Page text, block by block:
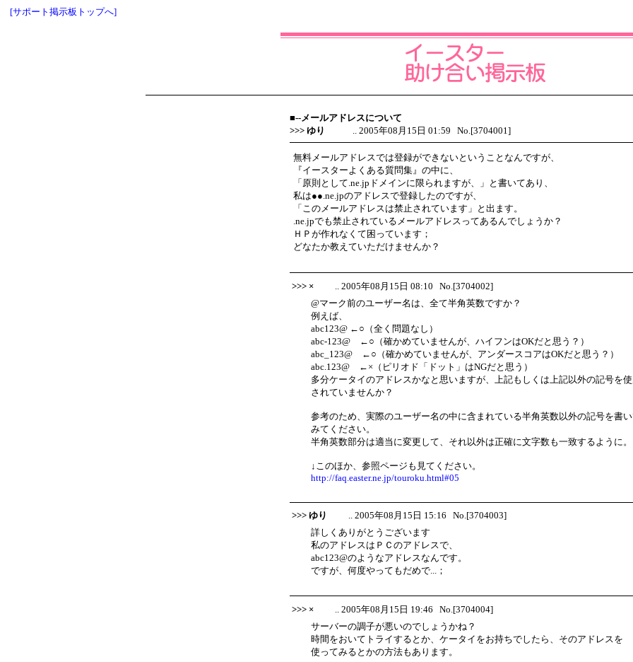
[サポート掲示板トップへ]
■--メールアドレスについて
>>> ゆり
.. 2005年08月15日 01:59 No.[3704001]
無料メールアドレスでは登録ができないということなんですが、
『イースターよくある質問集』の中に、
「原則として.ne.jpドメインに限られますが、」と書いてあり、
私は●●.ne.jpのアドレスで登録したのですが、
「このメールアドレスは禁止されています」と出ます。
.ne.jpでも禁止されているメールアドレスってあるんでしょうか？
ＨＰが作れなくて困っています；
どなたか教えていただけませんか？
>>> ×
.. 2005年08月15日 08:10 No.[3704002]
@マーク前のユーザー名は、全て半角英数ですか？
例えば、
abc123@ ←○（全く問題なし）
abc-123@ ←○（確かめていませんが、ハイフンはOKだと思う？）
abc_123@ ←○（確かめていませんが、アンダースコアはOKだと思う？）
abc.123@ ←×（ピリオド「ドット」はNGだと思う）
多分ケータイのアドレスかなと思いますが、上記もしくは上記以外の記号を
されていませんか？
参考のため、実際のユーザー名の中に含まれている半角英数以外の記号を書
みてください。
半角英数部分は適当に変更して、それ以外は正確に文字数も一致するように。
↓このほか、参照ページも見てください。
http://faq.easter.ne.jp/touroku.html#05
>>> ゆり
.. 2005年08月15日 15:16 No.[3704003]
詳しくありがとうございます
私のアドレスはＰＣのアドレスで、
abc123@のようなアドレスなんです。
ですが、何度やってもだめで...；
>>> ×
.. 2005年08月15日 19:46 No.[3704004]
サーバーの調子が悪いのでしょうかね？
時間をおいてトライするとか、ケータイをお持ちでしたら、そのアドレスを
使ってみるとかの方法もあります。